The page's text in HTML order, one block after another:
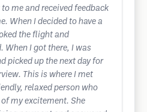
me and received feedback
When I decided to have a
the flight and
When I got there, I was
picked up the next day for
This is where I met
relaxed person who
my excitement. She